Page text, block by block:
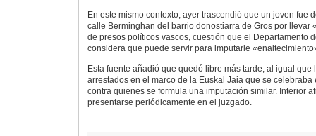
En este mismo contexto, ayer trascendió que un joven fue
calle Berminghan del barrio donostiarra de Gros por llevar
de presos políticos vascos, cuestión que el Departamento
considera que puede servir para imputarle
Esta fuente añadió que quedó libre más tarde, al igual
arrestados en el marco de la Euskal Jaia que se celebraba
contra quienes se formula una imputación similar. Interior
presentarse periódicamente en el juzgado.